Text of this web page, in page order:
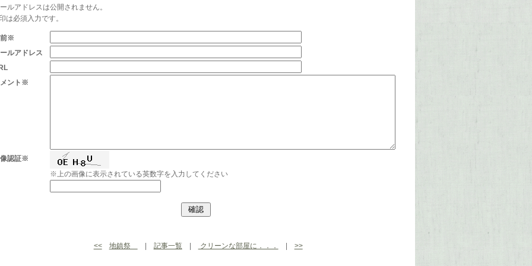
ルアドレスは公開されません。
は必須入力です。
※
ルアドレス
ント※
認証※
※上の画像に表示されている英数字を入力してください
<< 地鎮祭 記事一覧| クリーンな部屋に．．． >>